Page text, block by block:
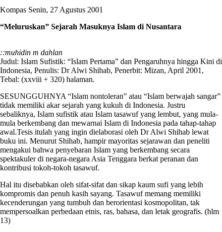
Kompas Senin, 27 Agustus 2001
“Meluruskan” Sejarah Masuknya Islam di Nusantara
::muhidin m dahlan
Judul: Islam Sufistik: “Islam Pertama” dan Pengaruhnya hingga Kini di
Indonesia, Penulis: Dr Alwi Shihab, Penerbit: Mizan, April 2001,
Tebal: (xxviii + 320) halaman.
SESUNGGUHNYA “Islam nontoleran” atau “Islam berwajah sangar”
tidak memiliki akar sejarah yang kukuh di Indonesia. Justru
sebaliknya, Islam sufistik atau Islam tasawuf yang lembut, yang mula-
mula berkembang dan mewarnai Islam di Indonesia pada tahap-tahap
awal.Tesis itulah yang ingin dielaborasi oleh Dr Alwi Shihab lewat
buku ini. Menurut Shihab, hampir mayoritas sejarawan dan peneliti
mengakui bahwa penyebaran Islam yang berkembang secara
spektakuler di negara-negara Asia Tenggara berkat peranan dan
kontribusi tokoh-tokoh tasawuf.
Hal itu disebabkan oleh sifat-sifat dan sikap kaum sufi yang lebih
kompromis dan penuh kasih sayang. Tasawuf memang memiliki
kecenderungan yang tumbuh dan berorientasi kosmopolitan, tak
mempersoalkan perbedaan etnis, ras, bahasa, dan letak geografis. (hlm
13)